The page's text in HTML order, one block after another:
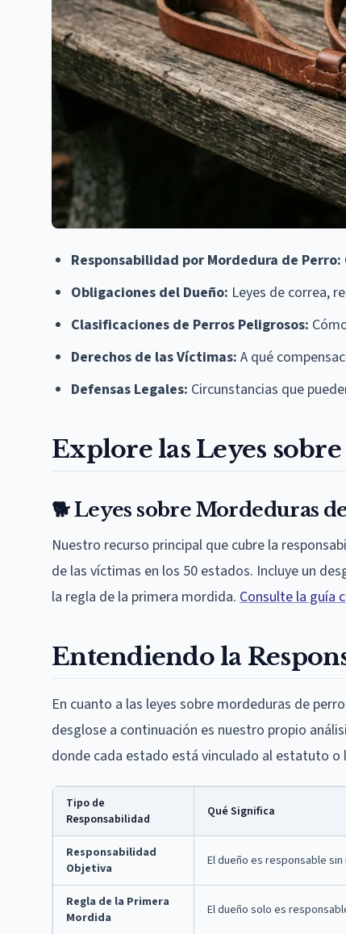
Responsabilidad por Mordedura de Perro:
Obligaciones del Dueño: Leyes de correa,
Clasificaciones de Perros Peligrosos:
Derechos de las Víctimas: A qué
Defensas Legales: Circunstancias que
Explore las Leyes
🐕 Leyes sobre Mordeduras
Nuestro recurso principal que cubre la
de las víctimas en los 50 estados. Incluye un
la regla de la primera mordida. Consulte la guía
Entendiendo la
En cuanto a las leyes sobre mordeduras de
desglose a continuación es nuestro propio
donde cada estado está vinculado al estatuto o
Tipo de
Responsabilidad
Qué Significa
Responsabilidad
Objetiva
El dueño es responsable
Regla de la Primera
Mordida
El dueño solo es